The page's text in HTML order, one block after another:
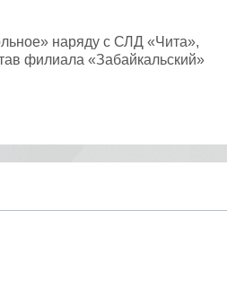
наряду с СЛД «Чита»,
филиала «Забайкальский»